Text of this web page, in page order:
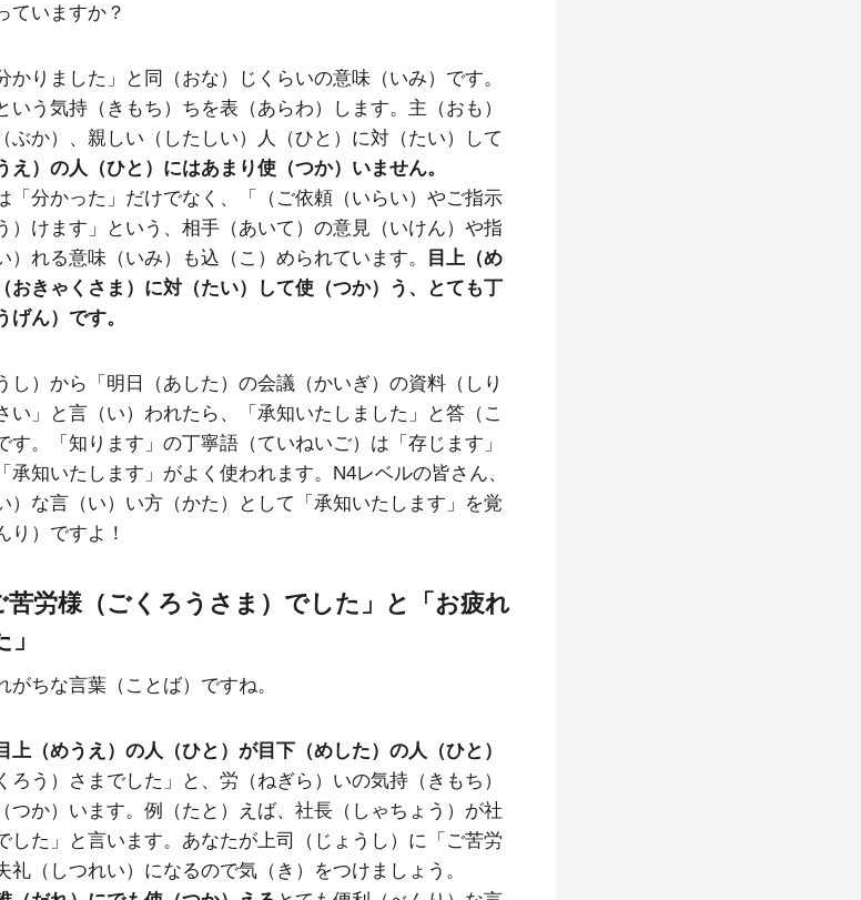
ていますか？
かりました」と同（おな）じくらいの意味（いみ）です。
いう気持（きもち）ちを表（あらわ）します。主（おも）
ぶか）、親しい（したしい）人（ひと）に対（たい）して
え）の人（ひと）にはあまり使（つか）いません。
「分かった」だけでなく、「（ご依頼（いらい）やご指示
）けます」という、相手（あいて）の意見（いけん）や指
れる意味（いみ）も込（こ）められています。
目上（め
おきゃくさま）に対（たい）して使（つか）う、とても丁
ん）です。
し）から「明日（あした）の会議（かいぎ）の資料（しり
い」と言（い）われたら、「承知いたしました」と答（こ
。「知ります」の丁寧語（ていねいご）は「存じます」
知いたします」がよく使われます。N4レベルの皆さん、
）な言（い）い方（かた）として「承知いたします」を覚
り）ですよ！
労様（ごくろうさま）でした」と「お疲れ
ちな言葉（ことば）ですね。
上（めうえ）の人（ひと）が目下（めした）の人（ひと）
ろう）さまでした」と、労（ねぎら）いの気持（きもち）
つか）います。例（たと）えば、社長（しゃちょう）が社
した」と言います。あなたが上司（じょうし）に「ご苦労
（しつれい）になるので気（き）をつけましょう。